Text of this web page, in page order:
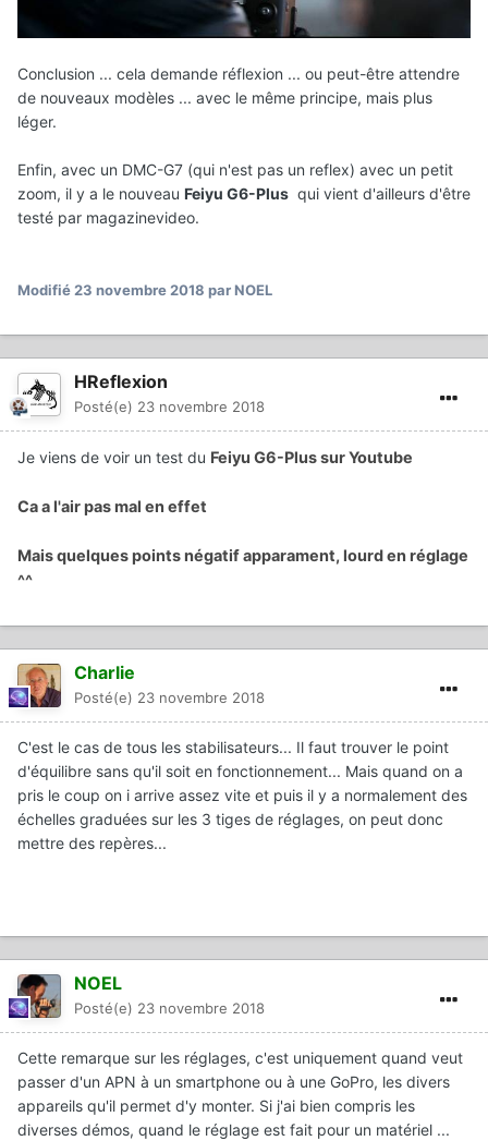
Conclusion ... cela demande réflexion ... ou peut-être attendre
de nouveaux modèles ... avec le même principe, mais plus
léger.
Enfin, avec un DMC-G7 (qui n'est pas un reflex) avec un petit
zoom, il y a le nouveau Feiyu G6-Plus qui vient d'ailleurs d'être
testé par magazinevideo.
Modifié 23 novembre 2018 par NOEL
HReflexion
Posté(e) 23 novembre 2018
Je viens de voir un test du Feiyu G6-Plussur Youtube
Ca a l'air pas mal en effet
Mais quelques points négatif apparament, lourd en réglage
^^
Charlie
Posté(e) 23 novembre 2018
C'est le cas de tous les stabilisateurs... Il faut trouver le point
d'équilibre sans qu'il soit en fonctionnement... Mais quand on a
pris le coup on i arrive assez vite et puis il y a normalement des
échelles graduées sur les 3 tiges de réglages, on peut donc
mettre des repères...
NOEL
Posté(e) 23 novembre 2018
Cette remarque sur les réglages, c'est uniquement quand veut
passer d'un APN à un smartphone ou à une GoPro, les divers
appareils qu'il permet d'y monter. Si j'ai bien compris les
diverses démos, quand le réglage est fait pour un matériel ...